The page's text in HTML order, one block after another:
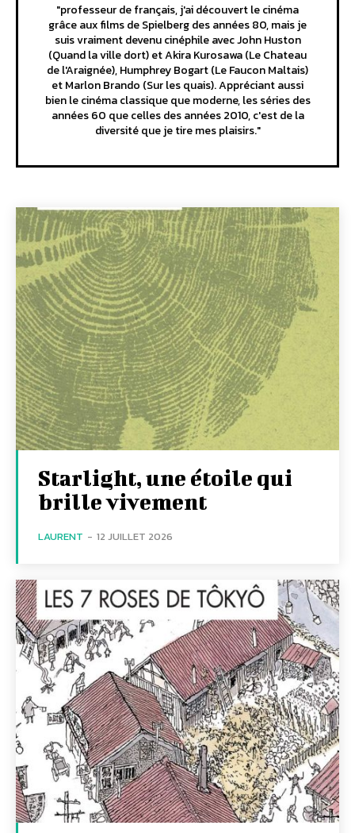
"professeur de français, j'ai découvert le cinéma
grâce aux films de Spielberg des années 80, mais je
suis vraiment devenu cinéphile avec John Huston
(Quand la ville dort) et Akira Kurosawa (Le Chateau
de l'Araignée), Humphrey Bogart (Le Faucon Maltais)
et Marlon Brando (Sur les quais). Appréciant aussi
bien le cinéma classique que moderne, les séries des
années 60 que celles des années 2010, c'est de la
diversité que je tire mes plaisirs."
Starlight, une étoile qui
brille vivement
LAURENT - 12 JUILLET 2026